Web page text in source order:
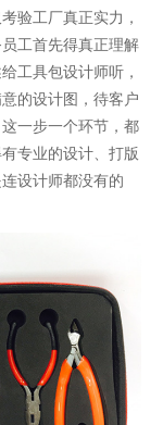
验工厂真正实力，
工首先得真正理解
工具包设计师听，
的设计图，待客户
一步一个环节，都
专业的设计、打版
设计师都没有的